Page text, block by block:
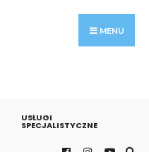
MENU
USŁUGI
SPECJALISTYCZNE